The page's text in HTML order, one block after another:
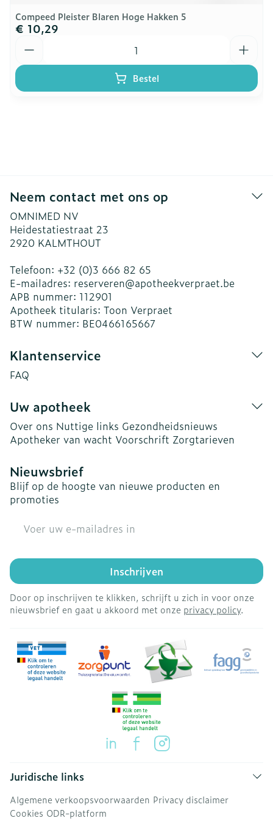
Compeed Pleister Blaren Hoge Hakken 5
€ 10,29
Bestel
Neem contact met ons op
OMNIMED NV
Heidestatiestraat 23
2920 KALMTHOUT
Telefoon: +32 (0)3 666 82 65
E-mailadres: reserveren@apotheekverpraet.be
APB nummer: 112901
Apotheek titularis: Toon Verpraet
BTW nummer: BE0466165667
Klantenservice
FAQ
Uw apotheek
Over ons Nuttige links Gezondheidsnieuws
Apotheker van wacht Voorschrift Zorgtarieven
Nieuwsbrief
Blijf op de hoogte van nieuwe producten en
promoties
Inschrijven
Door op inschrijven te klikken, schrijft u zich in voor onze
nieuwsbrief en gaat u akkoord met onze privacy policy.
Juridische links
Algemene verkoopsvoorwaarden Privacy disclaimer
Cookies ODR-platform